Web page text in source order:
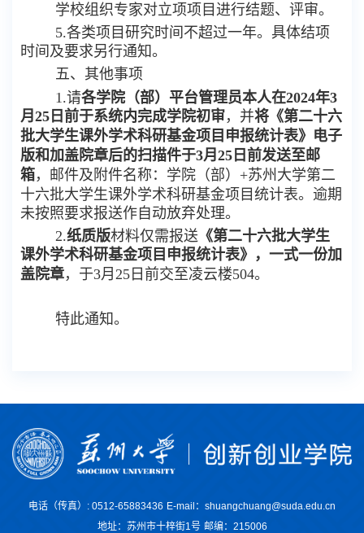
学校组织专家对立项项目进行结题、评审。
5.各类项目研究时间不超过一年。具体结项
时间及要求另行通知。
五、其他事项
1.请各学院（部） 平台管理员本人在2024年3
月 25 日前于系统内完成学院初审， 并将 《第二十六
批大学生课外学术科研基金项目申报统计表》 电子
版和加盖院章后的扫描件于3月25日前发送至邮
箱，邮件及附件名称：学院（部） +苏州大学第二
十六批大学生课外学术科研基金项目统计表。 逾期
未按照要求报送作自动放弃处理。
2.纸质版材料仅需报送 《第二十六批大学生
课外学术科研基金项目申报统计表》 ， 一式一份加
盖院章，于3月 25 日前交至凌云楼504。
特此通知。
电话（传真）: 0512-65883436 E-mail：shuangchuang@suda.edu.cn
地址：苏州市十梓街1号 邮编：215006